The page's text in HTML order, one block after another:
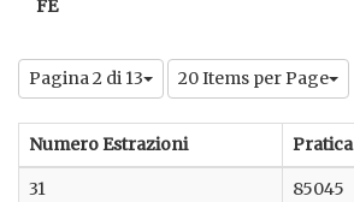
FE
Pagina 2 di 13 20 Items per Page
Numero Estrazioni Pratica
31 85045